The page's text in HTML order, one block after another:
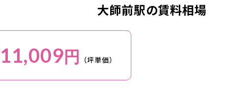
大師前駅の賃料相場
11,009円 （坪単価）